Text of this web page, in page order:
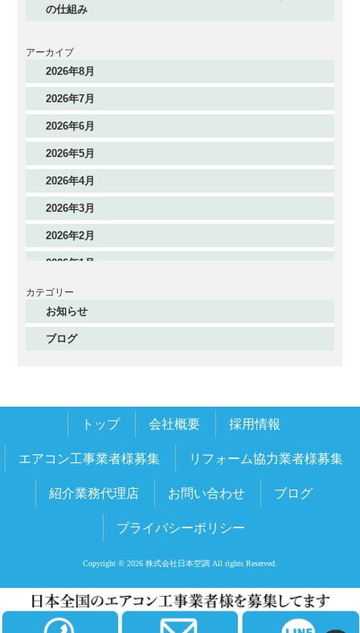
の仕組み
アーカイブ
2026年8月
2026年7月
2026年6月
2026年5月
2026年4月
2026年3月
2026年2月
2026年1月
2025年12月
2025年11月
2025年10月
2025年7月
2025年6月
2025年2月
2025年1月
2024年12月
カテゴリー
お知らせ
ブログ
トップ 会社概要 採用情報
エアコン工事業者様募集 リフォーム協力業者様募集
紹介業務代理店 お問い合わせ ブログ
プライバシーポリシー
Copyright © 2026 株式会社日本空調 All rights Reserved.